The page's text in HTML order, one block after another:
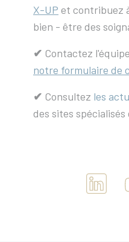
X-UP et contribuez
bien - être des
✔︎ Contactez
notre formulaire de
✔︎ Consultez les
des sites